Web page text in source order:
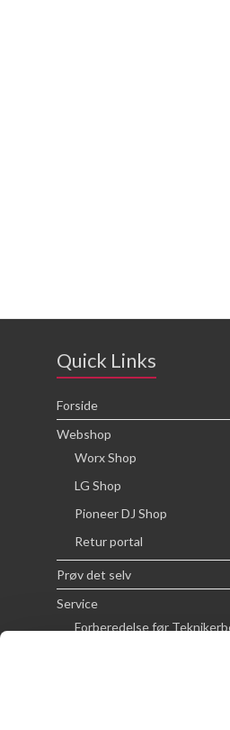
Quick Links
Forside
Webshop
Worx Shop
LG Shop
Pioneer DJ Shop
Retur portal
Prøv det selv
Service
Forberedelse før